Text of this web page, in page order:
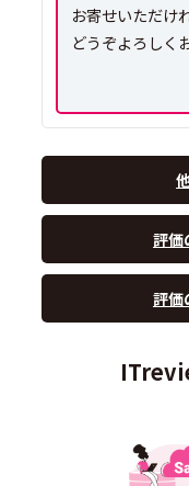
お寄せいただけ
どうぞよろしく
評価
評価